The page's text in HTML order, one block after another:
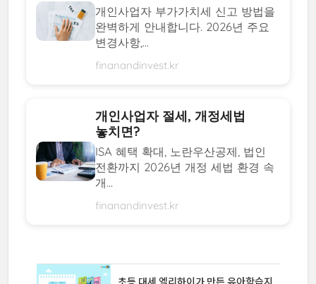
개인사업자 부가가치세 신고 방법을
완벽하게 안내합니다. 2026년 주요
변경사항,...
finanandinvest.kr
개인사업자 절세, 개정세법
놓치면?
ISA 혜택 확대, 노란우산공제, 법인
전환까지 2026년 개정 세법 환경 속
개...
finanandinvest.kr